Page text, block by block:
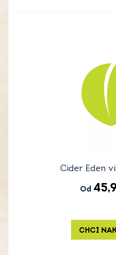
Cider Eden
Od
CHCI